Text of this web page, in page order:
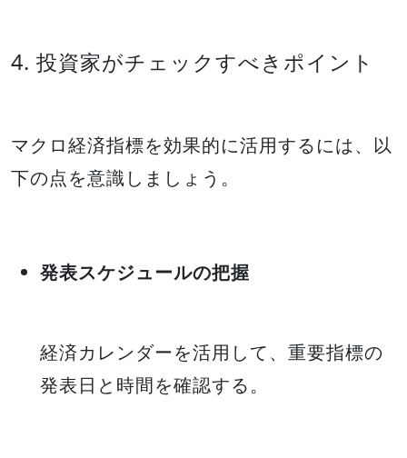
4. 投資家がチェックすべきポイント
マクロ経済指標を効果的に活用するには、以
下の点を意識しましょう。
発表スケジュールの把握
経済カレンダーを活用して、重要指標の
発表日と時間を確認する。